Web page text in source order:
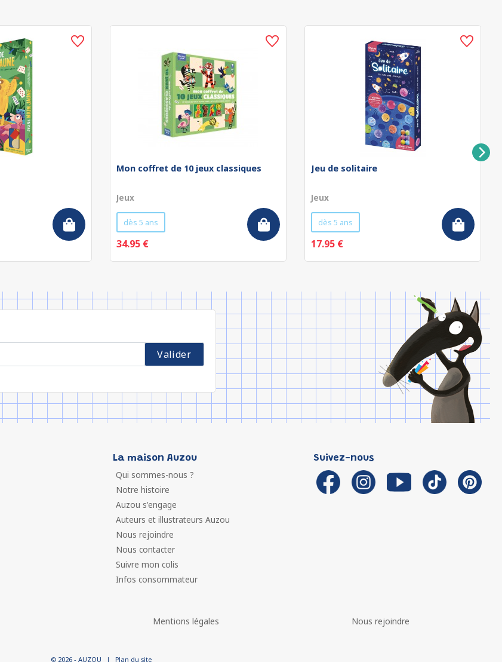
Mon coffret de 10 jeux classiques
Jeux
dès 5 ans
34.95 €
Jeu de solitaire
Jeux
dès 5 ans
17.95 €
La maison Auzou
Qui sommes-nous ?
Notre histoire
Auzou s'engage
Auteurs et illustrateurs Auzou
Nous rejoindre
Nous contacter
Suivre mon colis
Infos consommateur
Suivez-nous
Mentions légales Nous rejoindre
© 2026 - AUZOU | Plan du site